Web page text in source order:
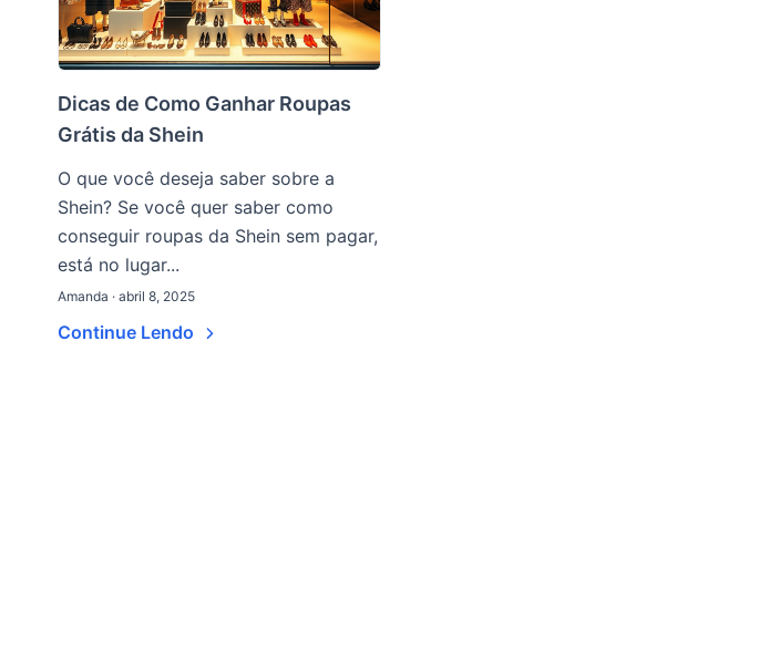
Dicas de Como Ganhar Roupas
Grátis da Shein
O que você deseja saber sobre a
Shein? Se você quer saber como
conseguir roupas da Shein sem pagar,
está no lugar...
Amanda · abril 8, 2025
Continue Lendo